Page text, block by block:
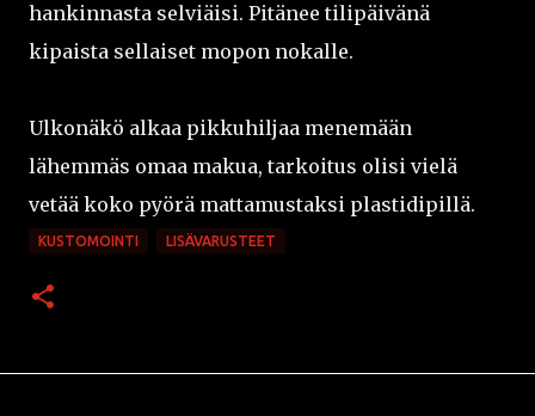
hankinnasta selviäisi. Pitänee tilipäivänä
kipaista sellaiset mopon nokalle.
Ulkonäkö alkaa pikkuhiljaa menemään
lähemmäs omaa makua, tarkoitus olisi vielä
vetää koko pyörä mattamustaksi plastidipillä.
KUSTOMOINTI LISÄVARUSTEET